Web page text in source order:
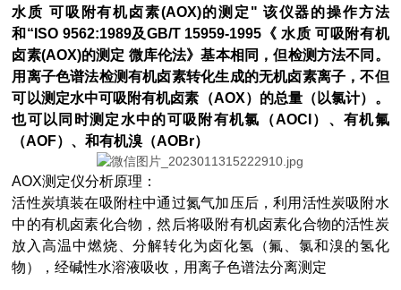
水质 可吸附有机卤素(AOX)的测定" 该仪器的操作方法
和“ISO 9562:1989及GB/T 15959-1995《 水质 可吸附有机
卤素(AOX)的测定 微库伦法》基本相同，但检测方法不同。
用离子色谱法检测有机卤素转化生成的无机卤素离子，不但
可以测定水中可吸附有机卤素（AOX）的总量（以氯计）。
也可以同时测定水中的可吸附有机氯（AOCI）、有机氟
（AOF）、和有机溴（AOBr）
AOX测定仪分析原理：
活性炭填装在吸附柱中通过氮气加压后，利用活性炭吸附水
中的有机卤素化合物，然后将吸附有机卤素化合物的活性炭
放入高温中燃烧、分解转化为卤化氢（氟、氯和溴的氢化
物），经碱性水溶液吸收，用离子色谱法分离测定